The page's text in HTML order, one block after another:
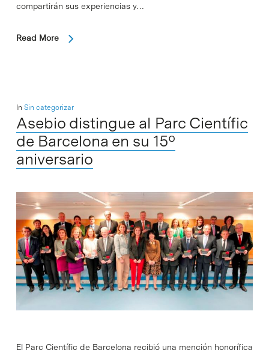
compartirán sus experiencias y…
Read More
In Sin categorizar
Asebio distingue al Parc Científic
de Barcelona en su 15º
aniversario
El Parc Científic de Barcelona recibió una mención honorífica